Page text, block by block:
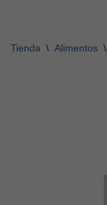
Tienda \ Alimentos \